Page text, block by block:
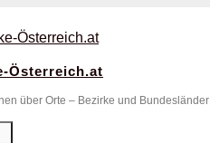
Österreich.at
über Orte – Bezirke und Bundesländer